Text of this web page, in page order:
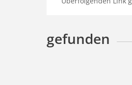
gefunden